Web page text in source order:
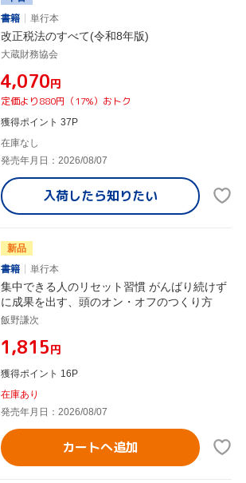
書籍
単行本
改正税法のすべて(令和8年版)
大蔵財務協会
¥4,070円
定価より880円（17%）おトク
獲得ポイント 37P
在庫なし
発売年月日：2026/08/07
入荷したら知りたい
新品
書籍
単行本
集中できる人のリセット習慣 がんばり続けず
に成果を出す、頭のオン・オフのつくり方
飯野謙次
¥1,815円
獲得ポイント 16P
在庫あり
発売年月日：2026/08/07
カートへ追加